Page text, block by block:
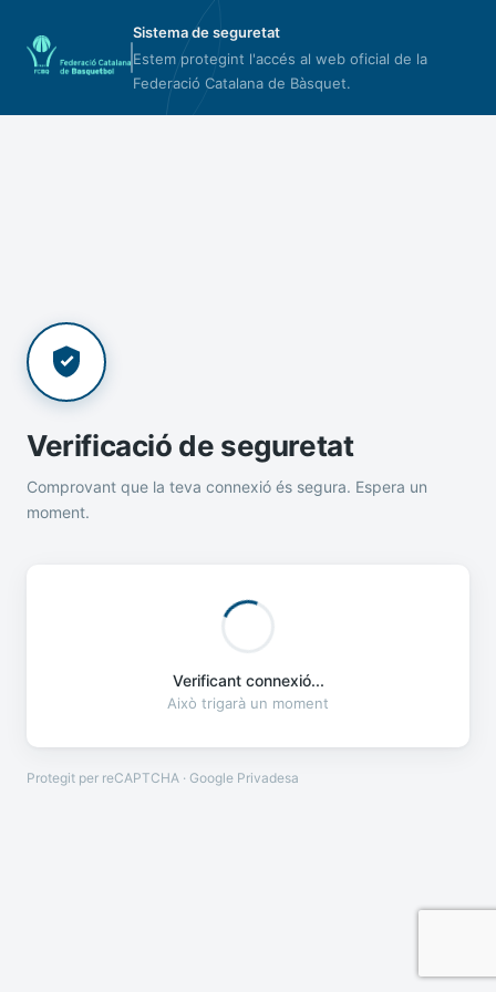
Sistema de seguretat
Estem protegint l'accés al web oficial de la
Federació Catalana de Bàsquet.
Verificació de seguretat
Comprovant que la teva connexió és segura. Espera un
moment.
Verificant connexió...
Això trigarà un moment
Protegit per reCAPTCHA · Google Privadesa